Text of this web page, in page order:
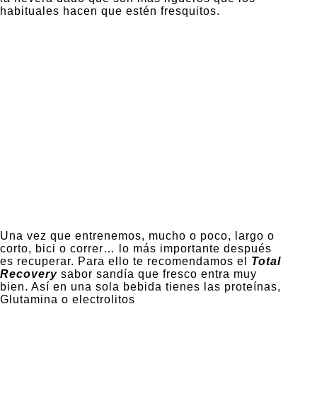
habituales hacen que estén fresquitos.
Una vez que entrenemos, mucho o poco, largo o
corto, bici o correr… lo más importante después
es recuperar. Para ello te recomendamos el Total
Recovery sabor sandía que fresco entra muy
bien. Así en una sola bebida tienes las proteínas,
Glutamina o electrolitos